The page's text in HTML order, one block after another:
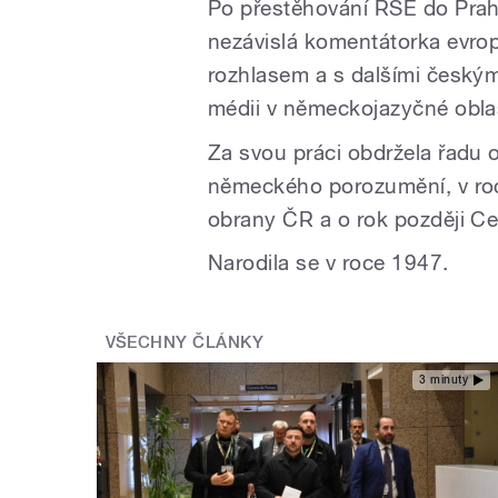
Po přestěhování RSE do
nezávislá komentátorka
rozhlasem a s dalšími
médii v německojazyčné
Za svou práci obdržela řadu
německého porozumění, v
obrany ČR a o rok později
Narodila se v roce 1947.
VŠECHNY ČLÁNKY
3 minuty